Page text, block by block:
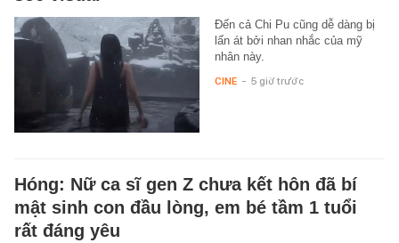
Đến cả Chi Pu cũng dễ dàng bị
lấn át bởi nhan nhắc của mỹ
nhân này.
CINE - 5 giờ trước
Hóng: Nữ ca sĩ gen Z chưa kết hôn đã bí
mật sinh con đầu lòng, em bé tầm 1 tuổi
rất đáng yêu